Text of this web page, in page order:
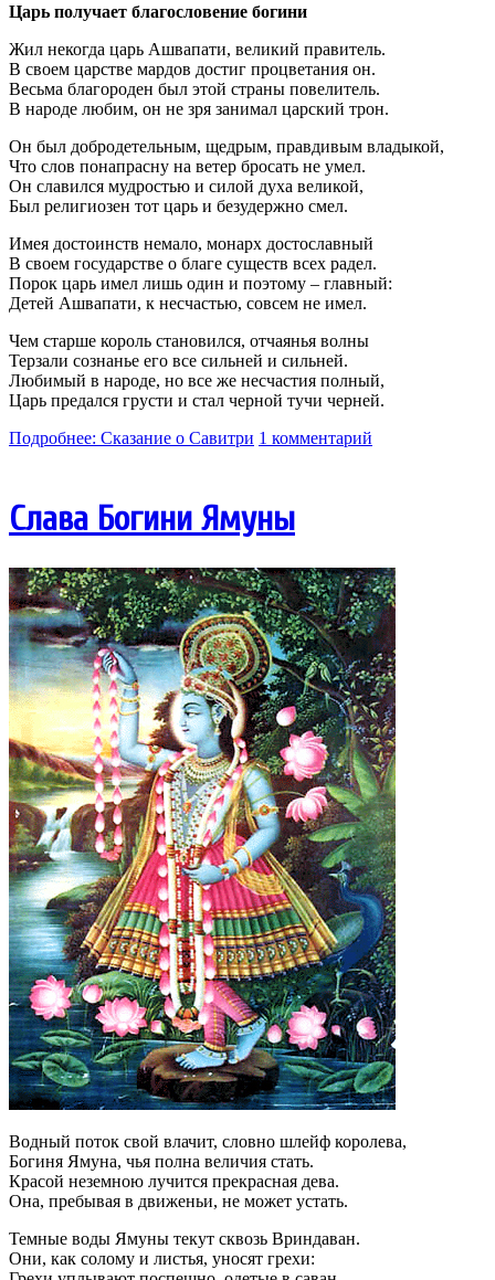
Царь получает благословение богини
Жил некогда царь Ашвапати, великий правитель.
В своем царстве мардов достиг процветания он.
Весьма благороден был этой страны повелитель.
В народе любим, он не зря занимал царский трон.
Он был добродетельным, щедрым, правдивым владыкой,
Что слов понапрасну на ветер бросать не умел.
Он славился мудростью и силой духа великой,
Был религиозен тот царь и безудержно смел.
Имея достоинств немало, монарх достославный
В своем государстве о благе существ всех радел.
Порок царь имел лишь один и поэтому – главный:
Детей Ашвапати, к несчастью, совсем не имел.
Чем старше король становился, отчаянья волны
Терзали сознанье его все сильней и сильней.
Любимый в народе, но все же несчастия полный,
Царь предался грусти и стал черной тучи черней.
Подробнее: Сказание о Савитри 1 комментарий
Слава Богини Ямуны
Водный поток свой влачит, словно шлейф королева,
Богиня Ямуна, чья полна величия стать.
Красой неземною лучится прекрасная дева.
Она, пребывая в движеньи, не может устать.
Темные воды Ямуны текут сквозь Вриндаван.
Они, как солому и листья, уносят грехи: